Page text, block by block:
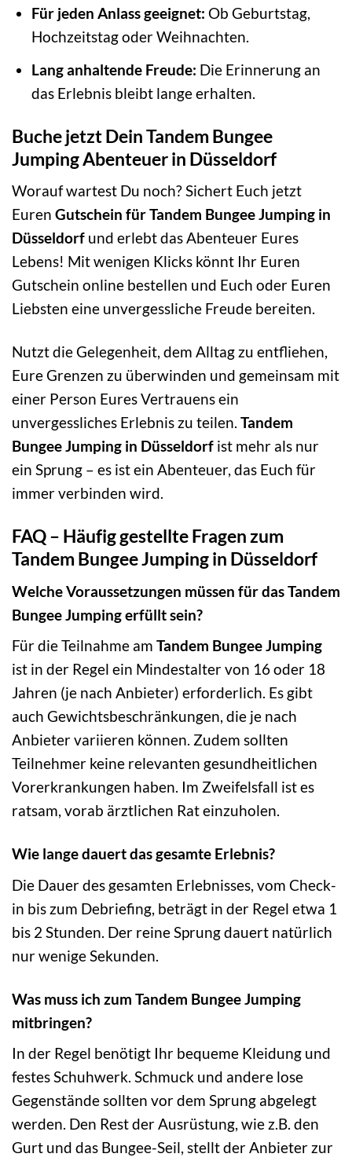
Für jeden Anlass geeignet: Ob Geburtstag,
Hochzeitstag oder Weihnachten.
Lang anhaltende Freude: Die Erinnerung an
das Erlebnis bleibt lange erhalten.
Buche jetzt Dein Tandem Bungee
Jumping Abenteuer in Düsseldorf
Worauf wartest Du noch? Sichert Euch jetzt
Euren Gutschein für Tandem Bungee Jumping in
Düsseldorf und erlebt das Abenteuer Eures
Lebens! Mit wenigen Klicks könnt Ihr Euren
Gutschein online bestellen und Euch oder Euren
Liebsten eine unvergessliche Freude bereiten.
Nutzt die Gelegenheit, dem Alltag zu entfliehen,
Eure Grenzen zu überwinden und gemeinsam mit
einer Person Eures Vertrauens ein
unvergessliches Erlebnis zu teilen. Tandem
Bungee Jumping in Düsseldorf ist mehr als nur
ein Sprung – es ist ein Abenteuer, das Euch für
immer verbinden wird.
FAQ – Häufig gestellte Fragen zum
Tandem Bungee Jumping in Düsseldorf
Welche Voraussetzungen müssen für das Tandem
Bungee Jumping erfüllt sein?
Für die Teilnahme am Tandem Bungee Jumping
ist in der Regel ein Mindestalter von 16 oder 18
Jahren (je nach Anbieter) erforderlich. Es gibt
auch Gewichtsbeschränkungen, die je nach
Anbieter variieren können. Zudem sollten
Teilnehmer keine relevanten gesundheitlichen
Vorerkrankungen haben. Im Zweifelsfall ist es
ratsam, vorab ärztlichen Rat einzuholen.
Wie lange dauert das gesamte Erlebnis?
Die Dauer des gesamten Erlebnisses, vom Check-
in bis zum Debriefing, beträgt in der Regel etwa 1
bis 2 Stunden. Der reine Sprung dauert natürlich
nur wenige Sekunden.
Was muss ich zum Tandem Bungee Jumping
mitbringen?
In der Regel benötigt Ihr bequeme Kleidung und
festes Schuhwerk. Schmuck und andere lose
Gegenstände sollten vor dem Sprung abgelegt
werden. Den Rest der Ausrüstung, wie z.B. den
Gurt und das Bungee-Seil, stellt der Anbieter zur